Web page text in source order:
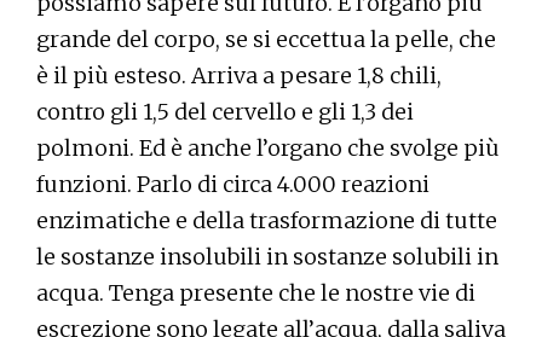
grande del corpo, se si eccettua la pelle, che
è il più esteso. Arriva a pesare 1,8 chili,
contro gli 1,5 del cervello e gli 1,3 dei
polmoni. Ed è anche l’organo che svolge più
funzioni. Parlo di circa 4.000 reazioni
enzimatiche e della trasformazione di tutte
le sostanze insolubili in sostanze solubili in
acqua. Tenga presente che le nostre vie di
escrezione sono legate all’acqua, dalla saliva